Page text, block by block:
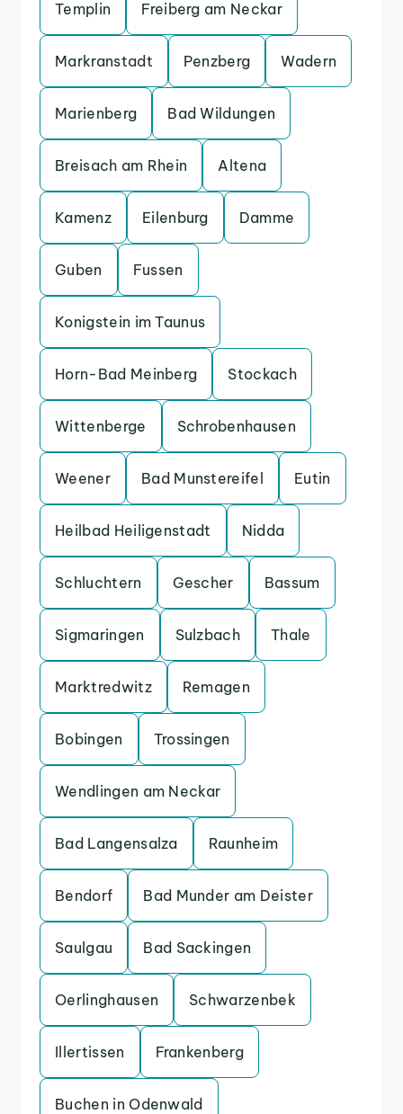
Templin Freiberg am Neckar
Markranstadt Penzberg Wadern
Marienberg Bad Wildungen
Breisach am Rhein Altena
Kamenz Eilenburg Damme
Guben Fussen
Konigstein im Taunus
Horn-Bad Meinberg Stockach
Wittenberge Schrobenhausen
Weener Bad Munstereifel Eutin
Heilbad Heiligenstadt Nidda
Schluchtern Gescher Bassum
Sigmaringen Sulzbach Thale
Marktredwitz Remagen
Bobingen Trossingen
Wendlingen am Neckar
Bad Langensalza Raunheim
Bendorf Bad Munder am Deister
Saulgau Bad Sackingen
Oerlinghausen Schwarzenbek
Illertissen Frankenberg
Buchen in Odenwald